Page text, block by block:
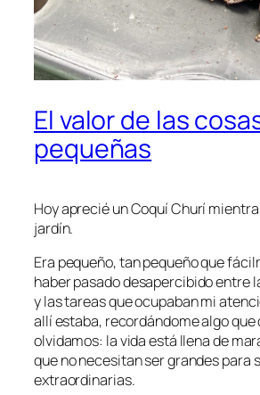
El valor de las
pequeñas
Hoy aprecié un Coquí Churí
jardín.
Era pequeño, tan pequeño que
haber pasado desapercibido entre
y las tareas que ocupaban mi
allí estaba, recordándome algo
olvidamos: la vida está llena de
que no necesitan ser grandes para
extraordinarias.